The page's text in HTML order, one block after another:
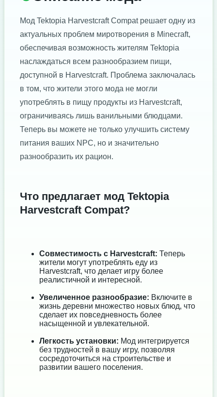
Мод Tektopia Harvestcraft Compat решает одну из
актуальных проблем миротворения в Minecraft,
обеспечивая возможность жителям Tektopia
наслаждаться всем разнообразием пищи,
доступной в Harvestcraft. Проблема заключалась
в том, что жители этого мода не могли
употреблять в пищу продукты из Harvestcraft,
ограничиваясь лишь ванильными блюдцами.
Теперь вы можете не только улучшить систему
питания ваших NPC, но и значительно
разнообразить их рацион.
Что предлагает мод Tektopia
Harvestcraft Compat?
Совместимость с Harvestcraft: Теперь
жители могут употреблять еду из
Harvestcraft, что делает игру более
реалистичной и интересной.
Увеличенное разнообразие: Включите в
жизнь деревни множество новых блюд, что
сделает их повседневность более
насыщенной и увлекательной.
Легкость установки: Мод интегрируется
без трудностей в вашу игру, позволяя
сосредоточиться на строительстве и
развитии вашего поселения.